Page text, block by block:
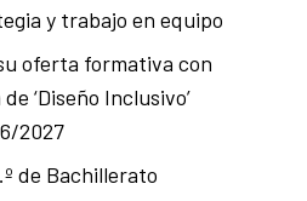
y trabajo en equipo
oferta formativa con
‘Diseño Inclusivo’
2027
de Bachillerato